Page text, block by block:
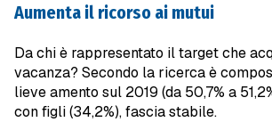
Aumenta il ricorso ai mutui
Da chi è rappresentato il target che
vacanza? Secondo la ricerca è
lieve amento sul 2019 (da 50,7% a
con figli (34,2%), fascia stabile.